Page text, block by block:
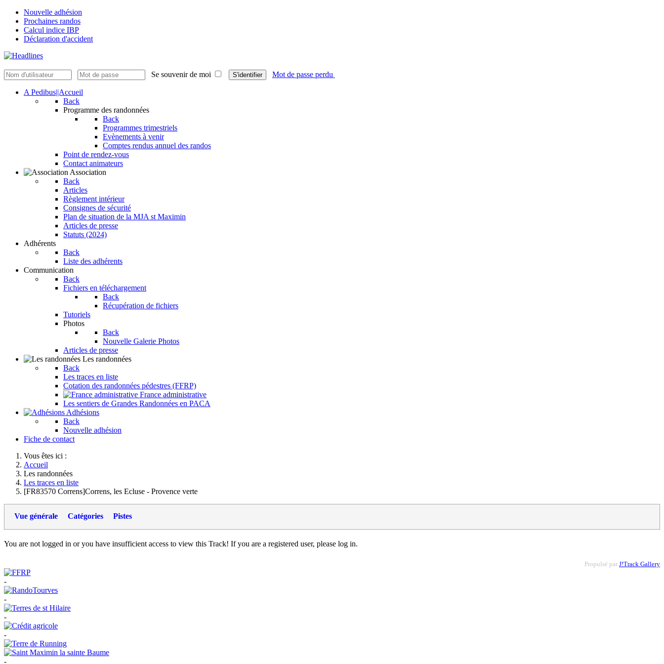
Nouvelle adhésion
Prochaines randos
Calcul indice IBP
Déclaration d'accident
Se souvenir de moi S'identifier Mot de passe perdu
A Pedibus||Accueil
Back
Programme des randonnées
Back
Programmes trimestriels
Evènements à venir
Comptes rendus annuel des randos
Point de rendez-vous
Contact animateurs
Association
Back
Articles
Règlement intérieur
Consignes de sécurité
Plan de situation de la MJA st Maximin
Articles de presse
Statuts (2024)
Adhérents
Back
Liste des adhérents
Communication
Back
Fichiers en téléchargement
Back
Récupération de fichiers
Tutoriels
Photos
Back
Nouvelle Galerie Photos
Articles de presse
Les randonnées
Back
Les traces en liste
Cotation des randonnées pédestres (FFRP)
France administrative
Les sentiers de Grandes Randonnées en PACA
Adhésions
Back
Nouvelle adhésion
Fiche de contact
Vous êtes ici :
Accueil
Les randonnées
Les traces en liste
[FR83570 Correns]Correns, les Ecluse - Provence verte
Vue générale Catégories Pistes
You are not logged in or you have insufficient access to view this Track! If you are a registered user, please log in.
Propulsé par J!Track Gallery
-
-
-
-
-